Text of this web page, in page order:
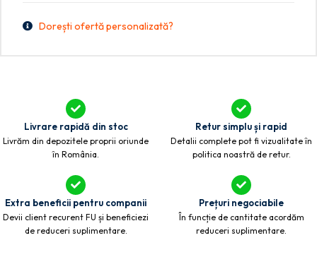
Dorești ofertă personalizată?
Livrare rapidă din stoc
Livrăm din depozitele proprii oriunde
în România.
Retur simplu și rapid
Detalii complete pot fi vizualitate în
politica noastră de retur.
Extra beneficii pentru companii
Devii client recurent FU și beneficiezi
de reduceri suplimentare.
Prețuri negociabile
În funcție de cantitate acordăm
reduceri suplimentare.